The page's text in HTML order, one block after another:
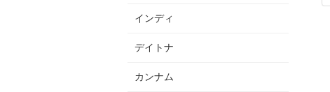
インディ
デイトナ
カンナム